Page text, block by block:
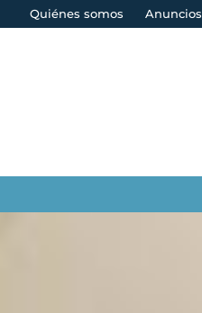
Quiénes somos Anuncios